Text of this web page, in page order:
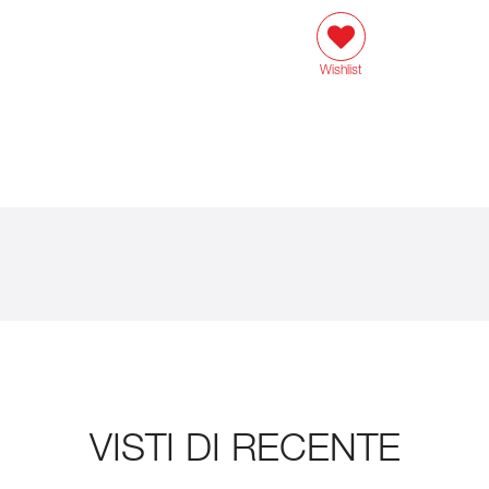
Wishlist
VISTI DI RECENTE